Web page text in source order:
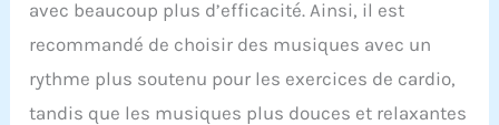
avec beaucoup plus d’efficacité. Ainsi, il est
recommandé de choisir des musiques avec un
rythme plus soutenu pour les exercices de cardio,
tandis que les musiques plus douces et relaxantes